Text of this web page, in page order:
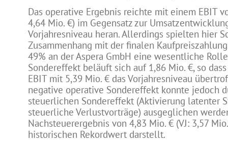
Das operative Ergebnis reichte mit einem EBIT
4,64 Mio. €) im Gegensatz zur
Vorjahresniveau heran. Allerdings spielten hier
Zusammenhang mit der finalen
49% an der Aspera GmbH eine wesentliche
Sondereffekt beläuft sich auf 1,86 Mio. €, so
EBIT mit 5,39 Mio. € das Vorjahresniveau
negative operative Sondereffekt konnte jedoch
steuerlichen Sondereffekt (Aktivierung latenter
steuerliche Verlustvorträge) ausgeglichen
Nachsteuerergebnis von 4,83 Mio. € (VJ: 3,57
historischen Rekordwert darstellt.